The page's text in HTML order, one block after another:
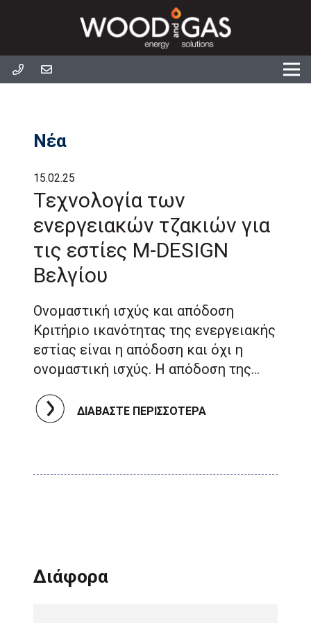
Νέα
15.02.25
Tεχνολογία των
ενεργειακών τζακιών για
τις εστίες M-DESIGN
Βελγίου
Ονομαστική ισχύς και απόδοση
Κριτήριο ικανότητας της ενεργειακής
εστίας είναι η απόδοση και όχι η
ονομαστική ισχύς. Η απόδοση της…
ΔΙΑΒΑΣΤΕ ΠΕΡΙΣΣΟΤΕΡΑ
∆ιάφορα